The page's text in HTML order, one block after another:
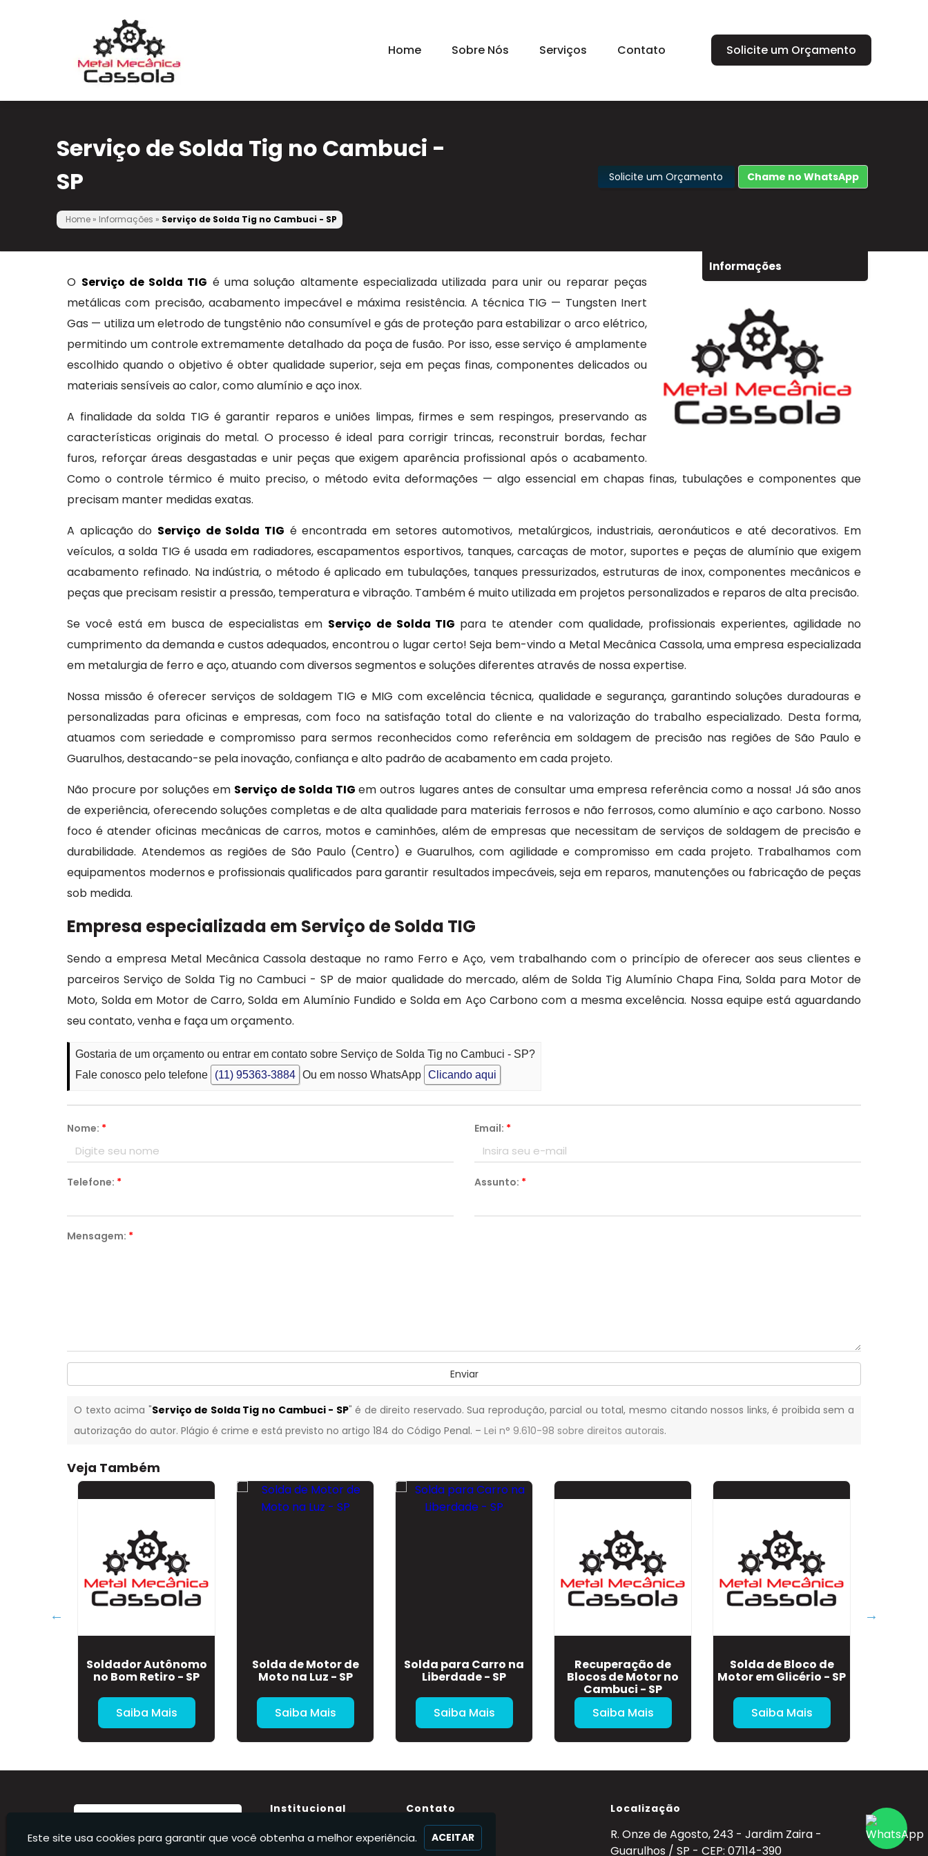
Home Sobre Nós Serviços Contato Solicite um Orçamento
Serviço de Solda Tig no Cambuci -
SP
Home » Informações » Serviço de Solda Tig no Cambuci - SP
Solicite um Orçamento Chame no WhatsApp
O Serviço de Solda TIG é uma solução altamente especializada utilizada para unir ou reparar peças
metálicas com precisão, acabamento impecável e máxima resistência. A técnica TIG — Tungsten Inert
Gas — utiliza um eletrodo de tungstênio não consumível e gás de proteção para estabilizar o arco elétrico,
permitindo um controle extremamente detalhado da poça de fusão. Por isso, esse serviço é amplamente
escolhido quando o objetivo é obter qualidade superior, seja em peças finas, componentes delicados ou
materiais sensíveis ao calor, como alumínio e aço inox.
A finalidade da solda TIG é garantir reparos e uniões limpas, firmes e sem respingos, preservando as
características originais do metal. O processo é ideal para corrigir trincas, reconstruir bordas, fechar
furos, reforçar áreas desgastadas e unir peças que exigem aparência profissional após o acabamento.
Como o controle térmico é muito preciso, o método evita deformações — algo essencial em chapas finas, tubulações e componentes que
precisam manter medidas exatas.
A aplicação do Serviço de Solda TIG é encontrada em setores automotivos, metalúrgicos, industriais, aeronáuticos e até decorativos. Em
veículos, a solda TIG é usada em radiadores, escapamentos esportivos, tanques, carcaças de motor, suportes e peças de alumínio que exigem
acabamento refinado. Na indústria, o método é aplicado em tubulações, tanques pressurizados, estruturas de inox, componentes mecânicos e
peças que precisam resistir a pressão, temperatura e vibração. Também é muito utilizada em projetos personalizados e reparos de alta precisão.
Se você está em busca de especialistas em Serviço de Solda TIG para te atender com qualidade, profissionais experientes, agilidade no
cumprimento da demanda e custos adequados, encontrou o lugar certo! Seja bem-vindo a Metal Mecânica Cassola, uma empresa especializada
em metalurgia de ferro e aço, atuando com diversos segmentos e soluções diferentes através de nossa expertise.
Nossa missão é oferecer serviços de soldagem TIG e MIG com excelência técnica, qualidade e segurança, garantindo soluções duradouras e
personalizadas para oficinas e empresas, com foco na satisfação total do cliente e na valorização do trabalho especializado. Desta forma,
atuamos com seriedade e compromisso para sermos reconhecidos como referência em soldagem de precisão nas regiões de São Paulo e
Guarulhos, destacando-se pela inovação, confiança e alto padrão de acabamento em cada projeto.
Não procure por soluções em Serviço de Solda TIGem outros lugares antes de consultar uma empresa referência como a nossa! Já são anos
de experiência, oferecendo soluções completas e de alta qualidade para materiais ferrosos e não ferrosos, como alumínio e aço carbono. Nosso
foco é atender oficinas mecânicas de carros, motos e caminhões, além de empresas que necessitam de serviços de soldagem de precisão e
durabilidade. Atendemos as regiões de São Paulo (Centro) e Guarulhos, com agilidade e compromisso em cada projeto. Trabalhamos com
equipamentos modernos e profissionais qualificados para garantir resultados impecáveis, seja em reparos, manutenções ou fabricação de peças
sob medida.
Empresa especializada em Serviço de Solda TIG
Sendo a empresa Metal Mecânica Cassola destaque no ramo Ferro e Aço, vem trabalhando com o princípio de oferecer aos seus clientes e
parceiros Serviço de Solda Tig no Cambuci - SP de maior qualidade do mercado, além de Solda Tig Alumínio Chapa Fina, Solda para Motor de
Moto, Solda em Motor de Carro, Solda em Alumínio Fundido e Solda em Aço Carbono com a mesma excelência. Nossa equipe está aguardando
seu contato, venha e faça um orçamento.
Gostaria de um orçamento ou entrar em contato sobre Serviço de Solda Tig no Cambuci - SP?
Fale conosco pelo telefone
(11) 95363-3884 Ou em nosso WhatsApp Clicando aqui
Nome: * Email: *
Telefone: * Assunto: *
Mensagem: *
Enviar
O texto acima "Serviço de Solda Tig no Cambuci - SP" é de direito reservado. Sua reprodução, parcial ou total, mesmo citando nossos links, é proibida sem a
autorização do autor. Plágio é crime e está previsto no artigo 184 do Código Penal. –Lei n° 9.610-98 sobre direitos autorais.
Informações
Veja Também
Soldador Autônomo
no Bom Retiro - SP
Saiba Mais
Solda de Motor de
Moto na Luz - SP
Saiba Mais
Solda para Carro na
Liberdade - SP
Saiba Mais
Recuperação de
Blocos de Motor no
Cambuci - SP
Saiba Mais
Solda de Bloco de
Motor em Glicério - SP
Saiba Mais
Institucional
Home
Contato
(11) 95363-3884
(11) 95363-3884
Localização
R. Onze de Agosto, 243 - Jardim Zaira -
Guarulhos / SP - CEP: 07114-390
Este site usa cookies para garantir que você obtenha a melhor experiência. ACEITAR